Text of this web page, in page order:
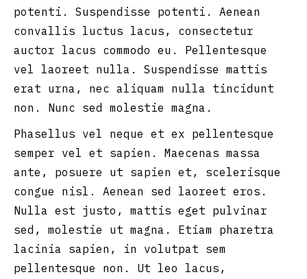
potenti. Suspendisse potenti. Aenean
convallis luctus lacus, consectetur
auctor lacus commodo eu. Pellentesque
vel laoreet nulla. Suspendisse mattis
erat urna, nec aliquam nulla tincidunt
non. Nunc sed molestie magna.
Phasellus vel neque et ex pellentesque
semper vel et sapien. Maecenas massa
ante, posuere ut sapien et, scelerisque
congue nisl. Aenean sed laoreet eros.
Nulla est justo, mattis eget pulvinar
sed, molestie ut magna. Etiam pharetra
lacinia sapien, in volutpat sem
pellentesque non. Ut leo lacus,